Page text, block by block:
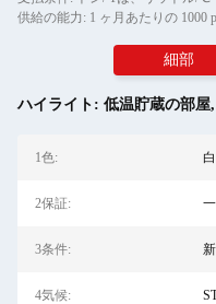
供給の能力: 1 ヶ月あたりの 1000
細部
ハイライト: 低温貯蔵の部屋,
1色: 白
2保証:
3条件:
4気候: